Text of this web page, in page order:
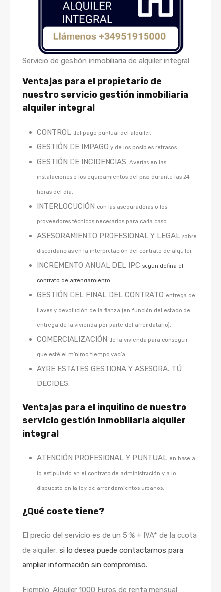
Servicio de gestión inmobiliaria de alquiler integral
Ventajas para el propietario de
nuestro servicio gestión inmobiliaria
alquiler integral
CONTROL del pago puntual del alquiler.
GESTIÓN DE IMPAGO y de los posibles retrasos.
GESTIÓN DE INCIDENCIAS. Averías en las
instalaciones o los equipamientos del piso durante las 24
horas del día.
INTERLOCUCIÓN con las aseguradoras o los
proveedores técnicos necesarios para cada caso.
ASESORAMIENTO PROFESIONAL Y LEGAL sobre
discordancias en la interpretación del contrato de alquiler.
INCREMENTO ANUAL DEL IPC según defina el
contrato de arrendamiento.
GESTIÓN DEL FINAL DEL CONTRATO entrega de
llaves y devolución de la fianza (en función del estado de
entrega de la vivienda por parte del arrendatario).
COMERCIALIZACIÓN de la vivienda para conseguir
que esté el mínimo tiempo vacía.
AYRE ESTATES GESTIONA Y ASESORA. TÚ
DECIDES.
Ventajas para el inquilino de nuestro
servicio gestión inmobiliaria alquiler
integral
ATENCIÓN PROFESIONAL Y PUNTUAL en base a
lo estipulado en el contrato de administración y a lo
dispuesto en la ley de arrendamientos urbanos.
¿Qué coste tiene?
El precio del servicio es de un 5 % + IVA* de la cuota
de alquiler, si lo desea puede contactarnos para
ampliar información sin compromiso.
Ejemplo: Alquiler 1000 Euros de renta mensual